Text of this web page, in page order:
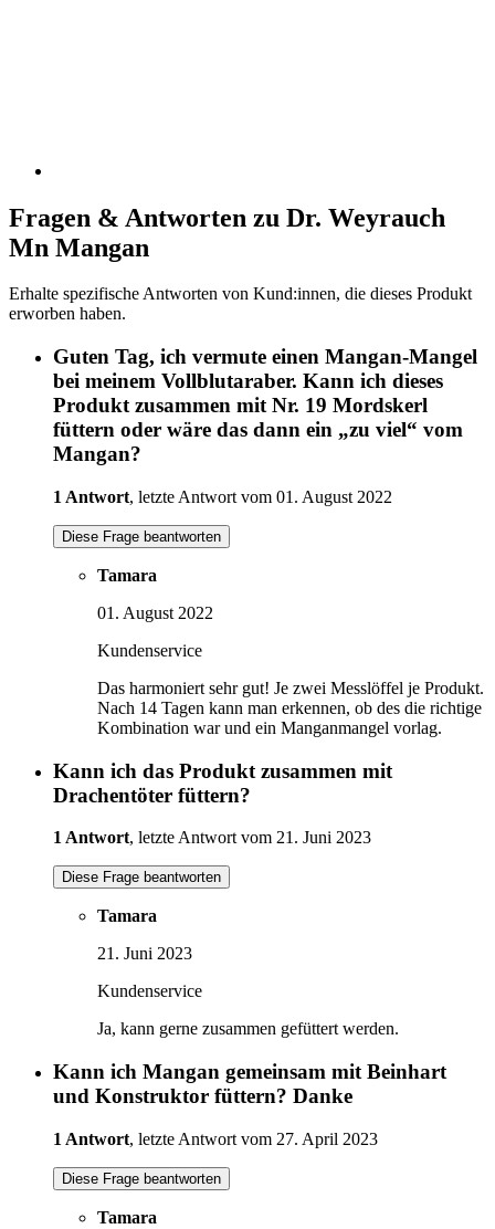
Fragen & Antworten zu Dr. Weyrauch
Mn Mangan
Erhalte spezifische Antworten von Kund:innen, die dieses Produkt
erworben haben.
Guten Tag, ich vermute einen Mangan-Mangel
bei meinem Vollblutaraber. Kann ich dieses
Produkt zusammen mit Nr. 19 Mordskerl
füttern oder wäre das dann ein „zu viel“ vom
Mangan?
1 Antwort, letzte Antwort vom 01. August 2022
Diese Frage beantworten
Tamara
01. August 2022
Kundenservice
Das harmoniert sehr gut! Je zwei Messlöffel je Produkt.
Nach 14 Tagen kann man erkennen, ob des die richtige
Kombination war und ein Manganmangel vorlag.
Kann ich das Produkt zusammen mit
Drachentöter füttern?
1 Antwort, letzte Antwort vom 21. Juni 2023
Diese Frage beantworten
Tamara
21. Juni 2023
Kundenservice
Ja, kann gerne zusammen gefüttert werden.
Kann ich Mangan gemeinsam mit Beinhart
und Konstruktor füttern? Danke
1 Antwort, letzte Antwort vom 27. April 2023
Diese Frage beantworten
Tamara